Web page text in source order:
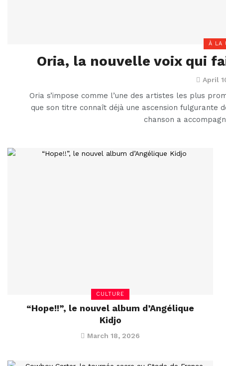
À LA
Oria, la nouvelle voix qui
April
Oria s’impose comme l’une des artistes les plus
que son titre connaît déjà une ascension fulgurante
chanson a
CULTURE
“Hope!!”, le nouvel album d’Angélique
Kidjo
March 18, 2026